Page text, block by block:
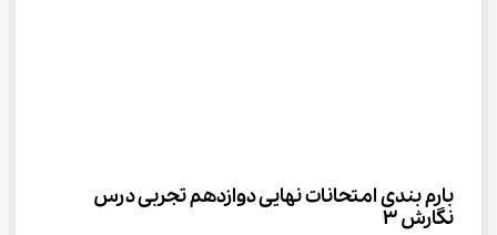
بارم بندی امتحانات نهایی دوازدهم تجربی درس
نگارش ۳